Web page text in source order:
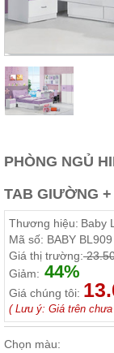
Thất
Phòng
tủ
rượu,
Bàn
trà...
Thất
Ngủ
Giường
ngủ, tủ
áo, bàn
điểm
Nội
Thất
Phòng
Ăn
PHÒNG NGỦ
TAB GIƯỜNG
Thương hiệu: Baby
Mã số: BABY BL909
Giá thị trường:
Giảm: 44%
Giá chúng tôi:
( Lưu ý: Giá trên
Chọn màu: